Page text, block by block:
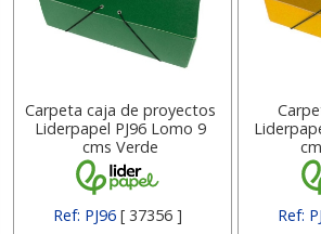
Carpeta caja de proyectos
Liderpapel PJ96 Lomo 9
cms Verde
Ref: PJ96 [ 37356 ] Ref: